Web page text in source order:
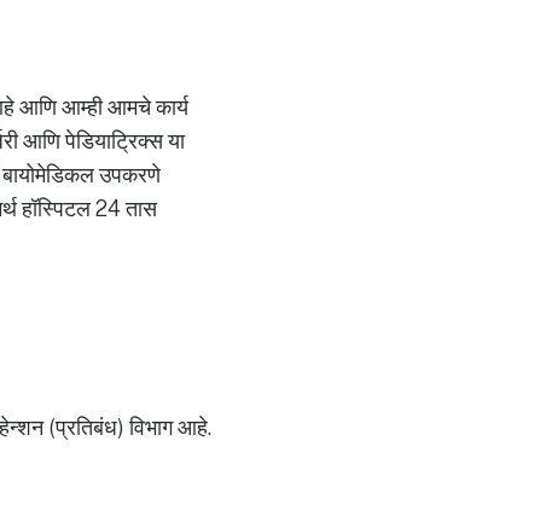
आणि आम्ही आमचे कार्य
आणि पेडियाट्रिक्स या
बायोमेडिकल उपकरणे
हॉस्पिटल 24 तास
(प्रतिबंध) विभाग आहे.